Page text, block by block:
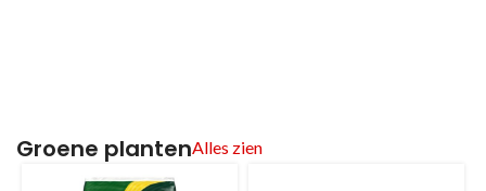
Groene plantenAlles zien